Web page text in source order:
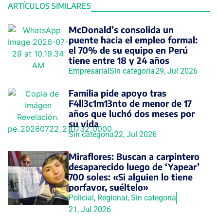
ARTÍCULOS SIMILARES
McDonald’s consolida un
puente hacia el empleo formal:
el 70% de su equipo en Perú
tiene entre 18 y 24 años
EmpresarialSin categoría29, Jul 2026
Familia pide apoyo tras
F4ll3c1m13nto de menor de 17
años que luchó dos meses por
su vida
Sin categoría22, Jul 2026
Miraflores: Buscan a carpintero
desaparecido luego de ‘Yapear’
700 soles: «Si alguien lo tiene
porfavor, suéltelo»
Policial, Regional, Sin categoría
21, Jul 2026